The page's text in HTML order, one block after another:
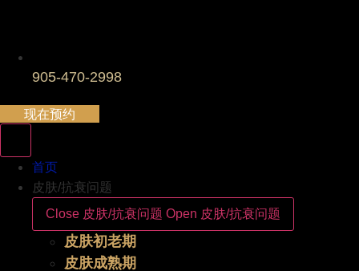
905-470-2998
现在预约
首页
皮肤/抗衰问题
Close 皮肤/抗衰问题 Open 皮肤/抗衰问题
皮肤初老期
皮肤成熟期